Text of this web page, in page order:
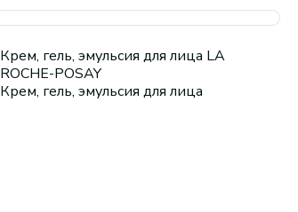
Крем, гель, эмульсия для лица LA
ROCHE-POSAY
Крем, гель, эмульсия для лица